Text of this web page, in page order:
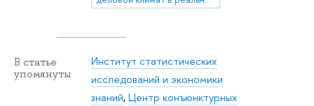
В статье
упомянуты
Институт статистических
исследований и экономики
знаний,Центр конъюнктурных